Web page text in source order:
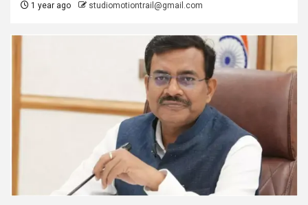
1 year ago studiomotiontrail@gmail.com